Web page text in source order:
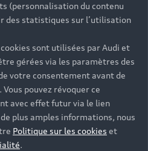
(personnalisation du contenu
des statistiques sur l’utilisation
sont utilisées par Audi et
gérées via les paramètres des
votre consentement avant de
pouvez révoquer ce
avec effet futur via le lien
plus amples informations, nous
Politique sur les cookies et
.